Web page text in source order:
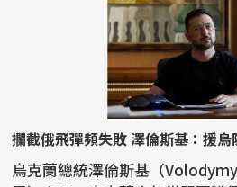
攔截俄飛彈頻失敗 澤倫斯基：援
烏克蘭總統澤倫斯基（